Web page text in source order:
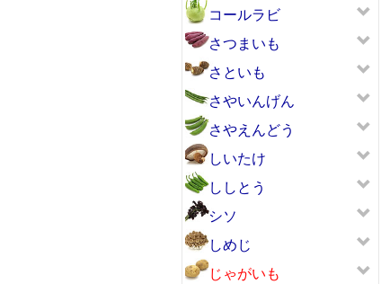
コールラビ
さつまいも
さといも
さやいんげん
さやえんどう
しいたけ
ししとう
シソ
しめじ
じゃがいも